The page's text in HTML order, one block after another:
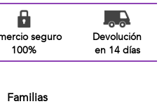
seguro
100%
Devolución
en 14 días
Familias